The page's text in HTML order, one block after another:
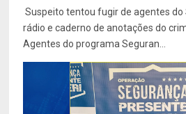
Suspeito tentou fugir de agentes do
rádio e caderno de anotações do
Agentes do programa Seguran...